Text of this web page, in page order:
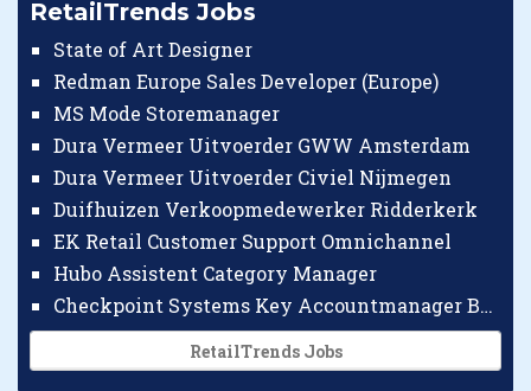
RetailTrends Jobs
State of Art Designer
Redman Europe Sales Developer (Europe)
MS Mode Storemanager
Dura Vermeer Uitvoerder GWW Amsterdam
Dura Vermeer Uitvoerder Civiel Nijmegen
Duifhuizen Verkoopmedewerker Ridderkerk
EK Retail Customer Support Omnichannel
Hubo Assistent Category Manager
Checkpoint Systems Key Accountmanager Benelux
RetailTrends Jobs